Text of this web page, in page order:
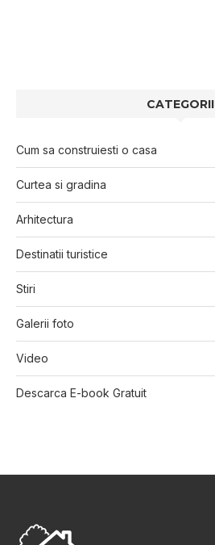
CATEGORII
Cum sa construiesti o casa
Curtea si gradina
Arhitectura
Destinatii turistice
Stiri
Galerii foto
Video
Descarca E-book Gratuit